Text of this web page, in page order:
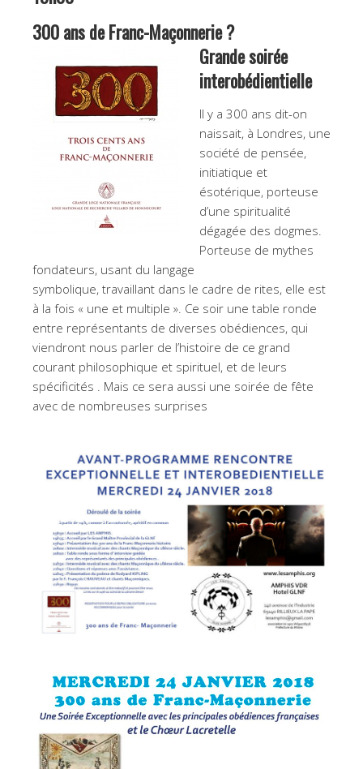
300 ans de Franc-Maçonnerie ?
Grande soirée
interobédientielle
Il y a 300 ans dit-on
naissait, à Londres, une
société de pensée,
initiatique et
ésotérique, porteuse
d’une spiritualité
dégagée des dogmes.
Porteuse de mythes
fondateurs, usant du langage
symbolique, travaillant dans le cadre de rites, elle est
à la fois « une et multiple ». Ce soir une table ronde
entre représentants de diverses obédiences, qui
viendront nous parler de l’histoire de ce grand
courant philosophique et spirituel, et de leurs
spécificités . Mais ce sera aussi une soirée de fête
avec de nombreuses surprises